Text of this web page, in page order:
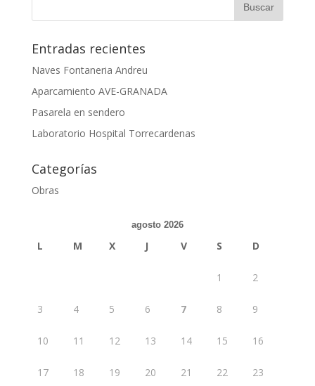
Entradas recientes
Naves Fontaneria Andreu
Aparcamiento AVE-GRANADA
Pasarela en sendero
Laboratorio Hospital Torrecardenas
Categorías
Obras
agosto 2026
L M X J V S D
1 2
3 4 5 6 7 8 9
10 11 12 13 14 15 16
17 18 19 20 21 22 23